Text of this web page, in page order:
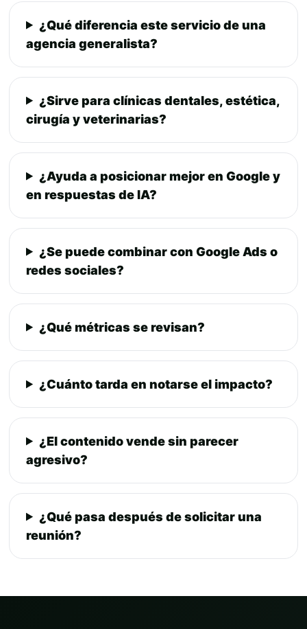
¿Qué diferencia este servicio de una
agencia generalista?
¿Sirve para clínicas dentales, estética,
cirugía y veterinarias?
¿Ayuda a posicionar mejor en Google y
en respuestas de IA?
¿Se puede combinar con Google Ads o
redes sociales?
¿Qué métricas se revisan?
¿Cuánto tarda en notarse el impacto?
¿El contenido vende sin parecer
agresivo?
¿Qué pasa después de solicitar una
reunión?